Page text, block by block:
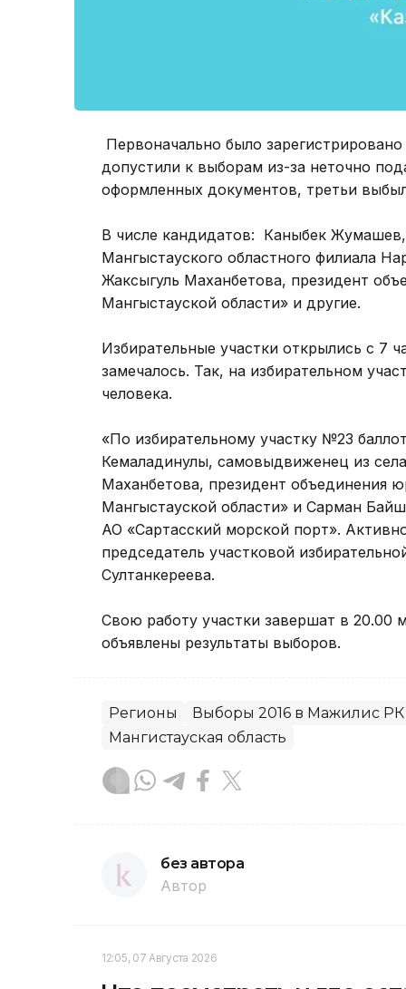
Первоначально было
допустили к выборам из-за неточно
оформленных документов, третьи
В числе кандидатов: Каныбек
Мангыстауского областного филиала
Жаксыгуль Маханбетова, президент
Мангыстауской области» и другие.
Избирательные участки открылись с 7
замечалось. Так, на избирательном
человека.
«По избирательному участку №23
Кемаладинулы, самовыдвиженец из
Маханбетова, президент объединения
Мангыстауской области» и Сарман
АО «Сартасский морской порт».
председатель участковой
Султанкереева.
Свою работу участки завершат в 20.00
объявлены результаты выборов.
Регионы
Выборы 2016 в Мажилис РК
Мангистауская область
без автора
Автор
12:05, 07 Августа 2026